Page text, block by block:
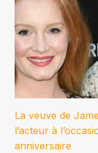
La veuve de
l’acteur à
anniversaire